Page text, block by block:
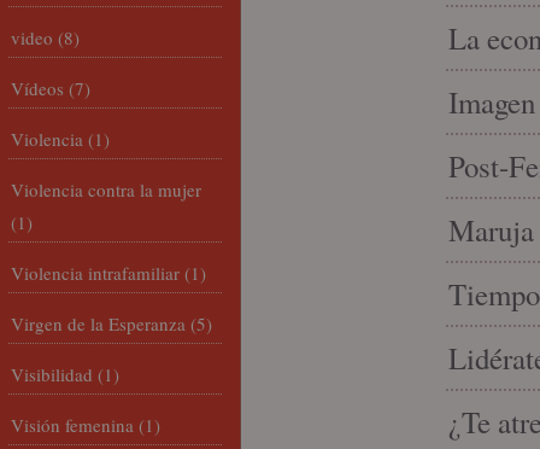
La
Post-
Maruja
¿Te
video (8)
Vídeos (7)
Violencia (1)
Violencia contra la mujer
(1)
Violencia intrafamiliar (1)
Virgen de la Esperanza (5)
Visibilidad (1)
Visión femenina (1)